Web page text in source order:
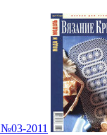
2011